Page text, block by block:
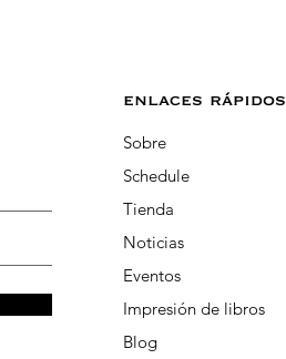
enlaces rápidos
Sobre
Schedule
Tienda
Noticias
Eventos
Impresión de libros
Blog